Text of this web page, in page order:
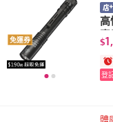
免運券
高
專
$
登
體